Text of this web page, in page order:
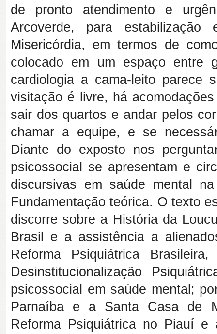
de pronto atendimento e
Arcoverde, para
Misericórdia, em termos de
colocado em um espaço entre
cardiologia a cama-leito parece
visitação é livre, há
sair dos quartos e andar pelos
chamar a equipe, e se
Diante do exposto nos
psicossocial se apresentam e
discursivas em saúde mental
Fundamentação teórica. O texto
discorre sobre a História da
Brasil e a assistência a
Reforma Psiquiátrica
Desinstitucionalização
psicossocial em saúde mental;
Parnaíba e a Santa Casa de
Reforma Psiquiátrica no Piauí